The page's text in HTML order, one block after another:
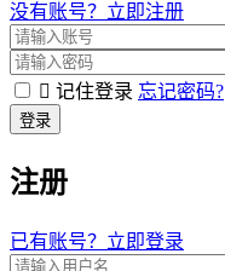
没有账号？立即注册
记住登录 忘记密码?
登录
注册
已有账号？立即登录